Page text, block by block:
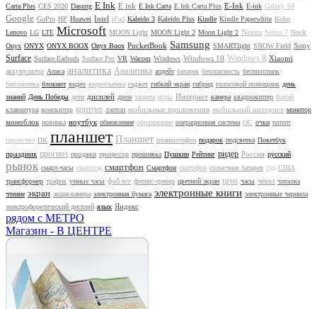
Carta Plus CES 2020 Dasung E Ink E ink E Ink Carta E Ink Carta Plus E-Ink E-ink Galaxy S4
Google GoPro HP Huawei Intel iPad Kaleido 3 Kaleido Plus Kindle Kindle Paperwhite Kobo
Lenovo LG LTE Microsoft MOON Light MOON Light 2 Moon Light 2 Nexus Nexus 7 Nook
Onyx ONYX ONYX BOOX Onyx Boox PocketBook Samsung SMARTlight SNOW Field Sony
Surface Surface Earbuds Surface Pro VR Wacom Windows Windows 10 Windows 8 Xiaomi
аккумулятор Алиса аналитика Аналитика апдейт батарея безопасность беспилотник
библиотека блокнот видео видеосъемка гаджет гибкий экран гибрид голосовой помощник день
знаний День Победы дети дисплей дрон защита игры Интернет камера квадрокоптер Китай
клавиатура компьютер контент лэптоп мобильные приложения мобильный интернет монитор
моноблок новинка ноутбук обновление образование операционная система ОС очки патент
пиратство ПК планшет Планшет планшетофон подарок подсветка Покетбук
праздник прогноз продажи процессор прошивка Пушкин Рейтинг ридер Россия русский
рынок смарт-часы смартпэд смартфон Смартфон сматрфон солнечная батарея суд США
трансформер трафик умные часы фаблет фитнес-трекер цветной экран цена часы чехол читалка
чтение экран экшн-камера электронная бумага электронные книги электронные чернила
электрофоретический дисплей язык Яндекс
рядом с МЕТРО
Магазин - В ЦЕНТРЕ